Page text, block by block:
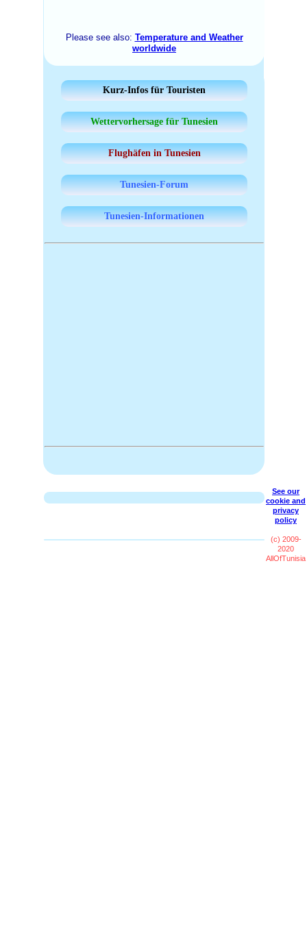
Please see also: Temperature and Weather
worldwide
Kurz-Infos für Touristen
Wettervorhersage für Tunesien
Flughäfen in Tunesien
Tunesien-Forum
Tunesien-Informationen
See our
cookie and
privacy
policy
(c) 2009-
2020
AllOfTunisia